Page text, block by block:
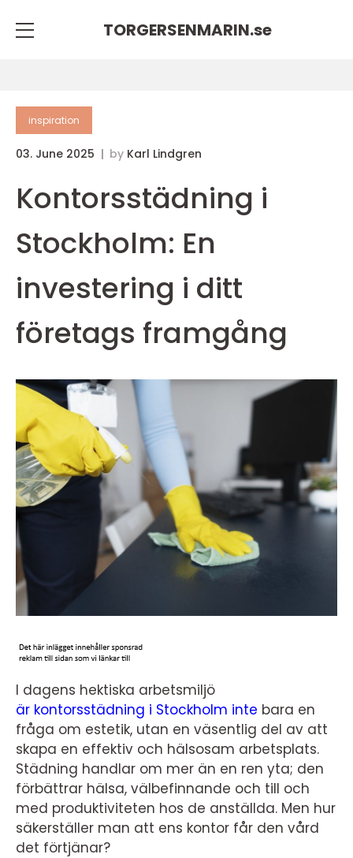
TORGERSENMARIN.se
inspiration
03. June 2025 by Karl Lindgren
Kontorsstädning i
Stockholm: En
investering i ditt
företags framgång
I dagens hektiska arbetsmiljö
är kontorsstädning i Stockholm inte bara en
fråga om estetik, utan en väsentlig del av att
skapa en effektiv och hälsosam arbetsplats.
Städning handlar om mer än en ren yta; den
förbättrar hälsa, välbefinnande och till och
med produktiviteten hos de anställda. Men hur
säkerställer man att ens kontor får den vård
det förtjänar?